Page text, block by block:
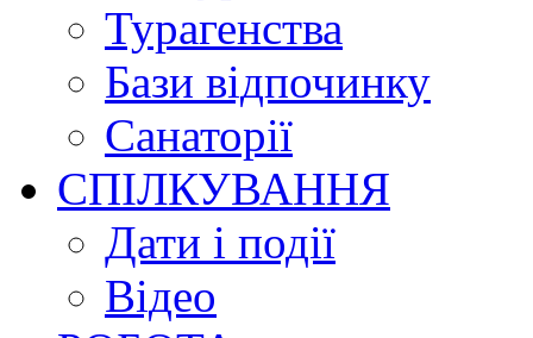
Турагенства
Бази відпочинку
Санаторії
СПІЛКУВАННЯ
Дати і події
Відео